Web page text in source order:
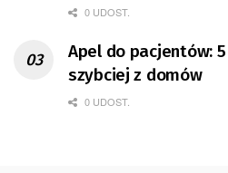
0 UDOST.
Apel do pacjentów:
szybciej z domów
0 UDOST.